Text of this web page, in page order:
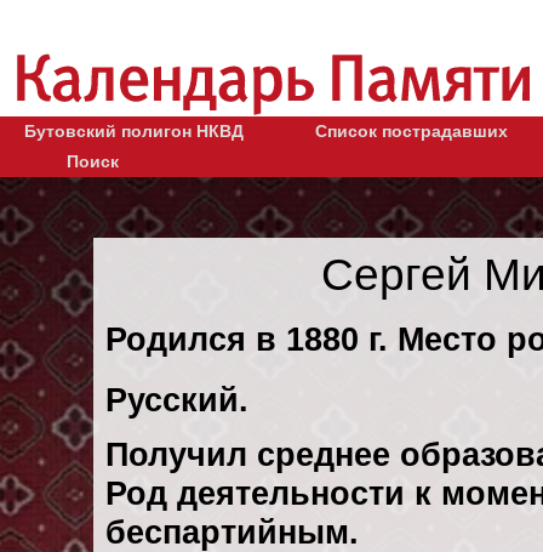
Бутовский полигон НКВД
Список пострадавших
Поиск
Сергей
Родился в 1880 г. Место
Русский.
Получил среднее
Род деятельности к
беспартийным.